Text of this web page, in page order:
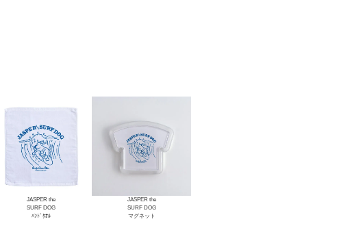
JASPER the
SURF DOG
ﾊﾝﾄﾞﾀｵﾙ
JASPER the
SURF DOG
マグネット